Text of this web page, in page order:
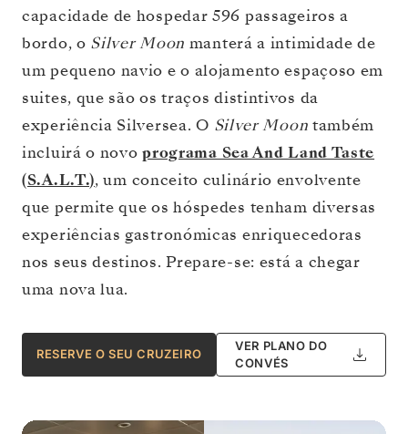
capacidade de hospedar 596 passageiros a
bordo, o Silver Moon manterá a intimidade de
um pequeno navio e o alojamento espaçoso em
suites, que são os traços distintivos da
experiência Silversea. O Silver Moon também
incluirá o novoprograma Sea And Land Taste
(S.A.L.T.), um conceito culinário envolvente
que permite que os hóspedes tenham diversas
experiências gastronómicas enriquecedoras
nos seus destinos. Prepare-se: está a chegar
uma nova lua.
RESERVE O SEU CRUZEIRO
VER PLANO DO
CONVÉS